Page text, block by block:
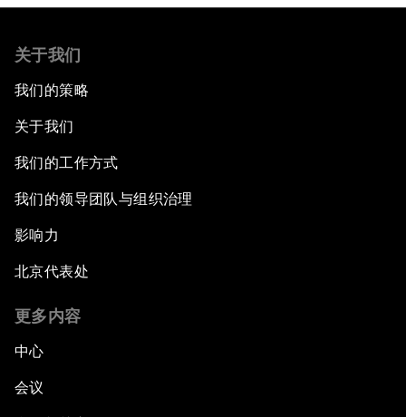
关于我们
我们的策略
关于我们
我们的工作方式
我们的领导团队与组织治理
影响力
北京代表处
更多内容
中心
会议